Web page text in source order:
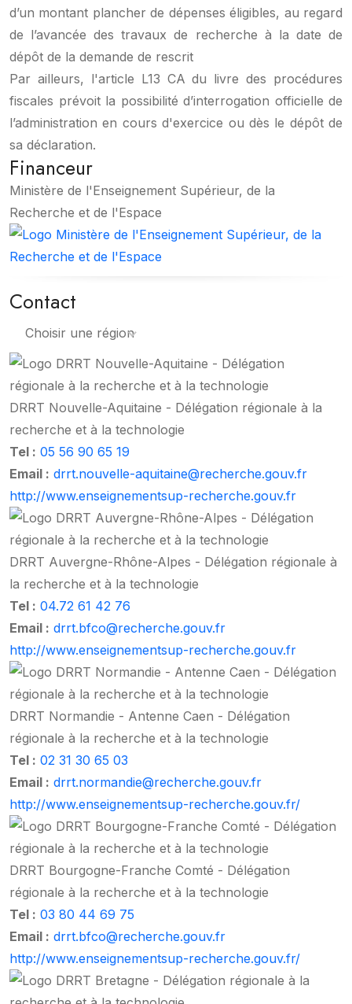
d’un montant plancher de dépenses éligibles, au regard
de l’avancée des travaux de recherche à la date de
dépôt de la demande de rescrit
Par ailleurs, l'article L13 CA du livre des procédures
fiscales prévoit la possibilité d’interrogation officielle de
l’administration en cours d'exercice ou dès le dépôt de
sa déclaration.
Financeur
Ministère de l'Enseignement Supérieur, de la
Recherche et de l'Espace
Contact
Choisir une région
DRRT Nouvelle-Aquitaine - Délégation régionale à la
recherche et à la technologie
Tel : 05 56 90 65 19
Email : drrt.nouvelle-aquitaine@recherche.gouv.fr
http://www.enseignementsup-recherche.gouv.fr
DRRT Auvergne-Rhône-Alpes - Délégation régionale à
la recherche et à la technologie
Tel : 04.72 61 42 76
Email : drrt.bfco@recherche.gouv.fr
http://www.enseignementsup-recherche.gouv.fr
DRRT Normandie - Antenne Caen - Délégation
régionale à la recherche et à la technologie
Tel : 02 31 30 65 03
Email : drrt.normandie@recherche.gouv.fr
http://www.enseignementsup-recherche.gouv.fr/
DRRT Bourgogne-Franche Comté - Délégation
régionale à la recherche et à la technologie
Tel : 03 80 44 69 75
Email : drrt.bfco@recherche.gouv.fr
http://www.enseignementsup-recherche.gouv.fr/